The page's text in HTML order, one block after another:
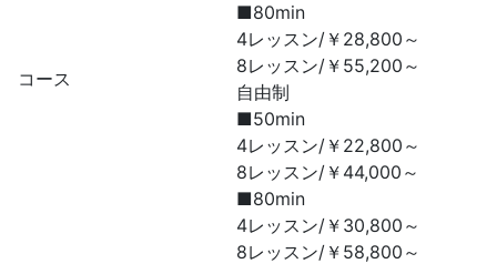
コース
■80min
4レッスン/￥28,800～
8レッスン/￥55,200～
自由制
■50min
4レッスン/￥22,800～
8レッスン/￥44,000～
■80min
4レッスン/￥30,800～
8レッスン/￥58,800～